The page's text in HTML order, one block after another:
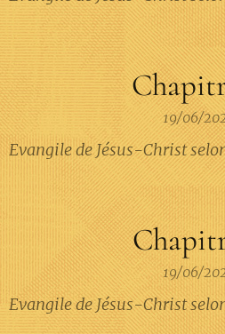
19/06/
Evangile de Jésus-Christ
19/06/
Evangile de Jésus-Christ